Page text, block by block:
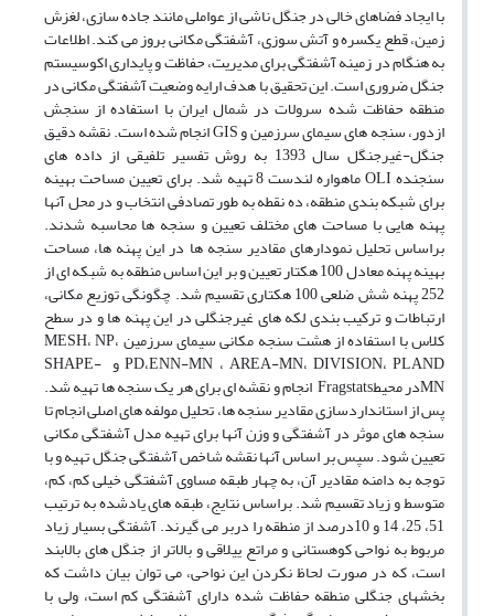
با ایجاد فضاهای خالی در جنگل ناشی از عواملی مانند جاده ­سازی، لغزش
زمین، قطع یکسره و آتش ­سوزی، آشفتگی مکانی بروز می­ کند. اطلاعات
به­ هنگام در زمینه آشفتگی برای مدیریت، حفاظت و پایداری اکوسیستم
جنگل ضروری است. این تحقیق با هدف ارایه وضعیت آشفتگی مکانی در
منطقه حفاظت­ شده سرولات در شمال ایران با استفاده از سنجش
ازدور، سنجه­ های سیمای سرزمین و GIS انجام شده است. نقشه دقیق
جنگل-غیرجنگل سال 1393 به­ روش تفسیر تلفیقی از داده ­های
سنجنده OLI ماهواره لندست 8 تهیه شد. برای تعیین مساحت بهینه
برای شبکه­ بندی منطقه، ده نقطه به­ طور تصادفی انتخاب و در محل آنها
پهنه­ هایی با مساحت­ های مختلف تعیین و سنجه­ ها محاسبه شدند.
براساس تحلیل نمودارهای مقادیر سنجه­ ها در این پهنه­ ها، مساحت
بهینه پهنه معادل 100 هکتار تعیین و بر این اساس منطقه به شبکه­ ای از
252 پهنه شش ضلعی 100 هکتاری تقسیم شد. چگونگی توزیع مکانی،
ارتباطات و ترکیب­ بندی لکه ­های غیرجنگلی در این پهنه ­ها و در سطح
کلاس با استفاده از هشت سنجه­ مکانی سیمای سرزمین MESH، NP،
PD،ENN-MN ، AREA-MN، DIVISION، PLAND و SHAPE-
MNدر محیطFragstats انجام و نقشه ­ای برای هر یک سنجه ­ها تهیه شد.
پس از استانداردسازی مقادیر سنجه­ ها، تحلیل مولفه ­های اصلی انجام تا
سنجه ­های موثر در آشفتگی و وزن آنها برای تهیه مدل آشفتگی مکانی
تعیین شود. سپس بر اساس آنها نقشه شاخص آشفتگی جنگل تهیه و با
توجه به دامنه مقادیر آن، به چهار طبقه مساوی آشفتگی خیلی کم، کم،
متوسط و زیاد تقسیم شد. براساس نتایج، طبقه ­های یادشده به­ ترتیب
51، 25، 14 و 10درصد از منطقه را دربر می­ گیرند. آشفتگی بسیار زیاد
مربوط به نواحی کوهستانی و مراتع ییلاقی و بالاتر از جنگل­ های بالابند
است، که در صورت لحاظ نکردن این نواحی، می­ توان بیان داشت که
بخش­های جنگلی منطقه حفاظت­ شده دارای آشفتگی کم است، ولی با